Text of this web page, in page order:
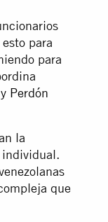
para
para
Perdón
la
individual.
que